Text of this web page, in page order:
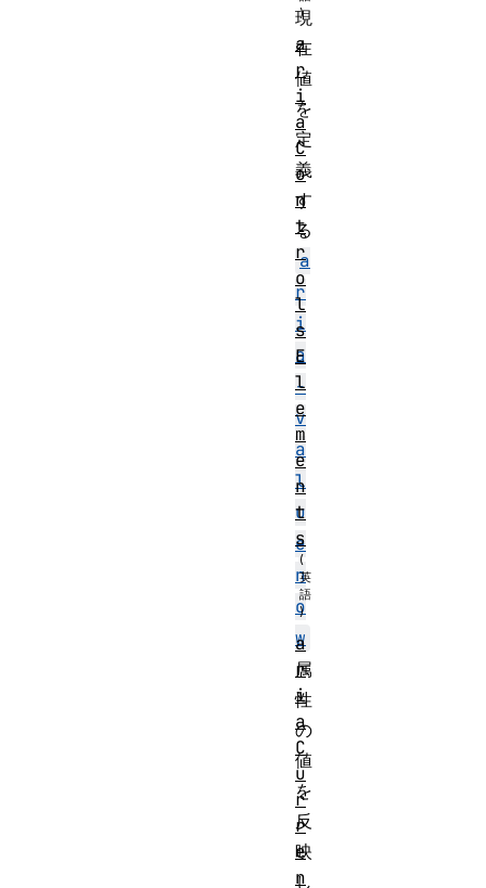
現
在
値
を
定
義
す
る
a
r
i
a
-
v
a
l
u
e
n
o
w
属
性
の
値
を
反
映
し
a
r
i
a
C
o
n
t
r
o
l
s
E
l
e
m
e
n
t
s
a
r
i
a
C
u
r
r
e
n